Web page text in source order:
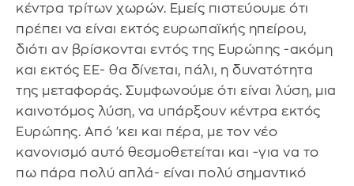
κέντρα τρίτων χωρών. Εμείς πιστεύουμε ότι
πρέπει να είναι εκτός ευρωπαϊκής ηπείρου,
διότι αν βρίσκονται εντός της Ευρώπης -ακόμη
και εκτός ΕΕ- θα δίνεται, πάλι, η δυνατότητα
της μεταφοράς. Συμφωνούμε ότι είναι λύση, μια
καινοτόμος λύση, να υπάρξουν κέντρα εκτός
Ευρώπης. Από 'κει και πέρα, με τον νέο
κανονισμό αυτό θεσμοθετείται και -για να το
πω πάρα πολύ απλά- είναι πολύ σημαντικό